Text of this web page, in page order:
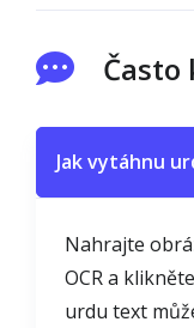
Často
Jak vytáhnu
Nahrajte
OCR a
urdu text